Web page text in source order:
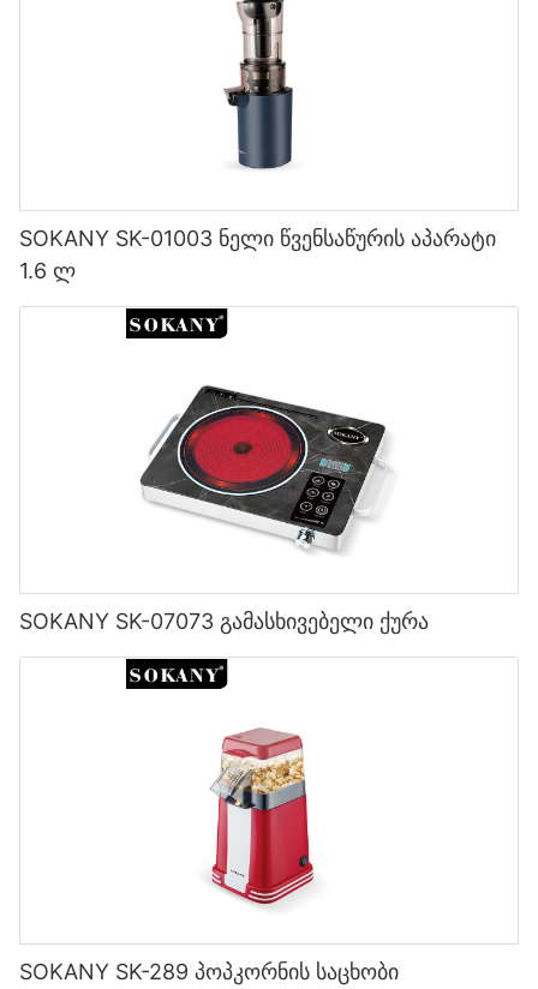
SOKANY SK-01003 ნელი წვენსაწურის აპარატი
1.6 ლ
SOKANY SK-07073 გამასხივებელი ქურა
SOKANY SK-289 პოპკორნის საცხობი